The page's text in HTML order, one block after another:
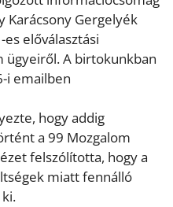
Karácsony Gergelyék
előválasztási
ügyeiről. A birtokunkban
i emailben
hogy addig
a 99 Mozgalom
felszólította, hogy a
miatt fennálló